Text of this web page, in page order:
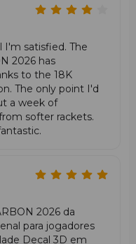
I'm satisfied. The
2026 has
to the 18K
The only point I'd
a week of
softer rackets.
2026 da
para jogadores
Decal 3D em